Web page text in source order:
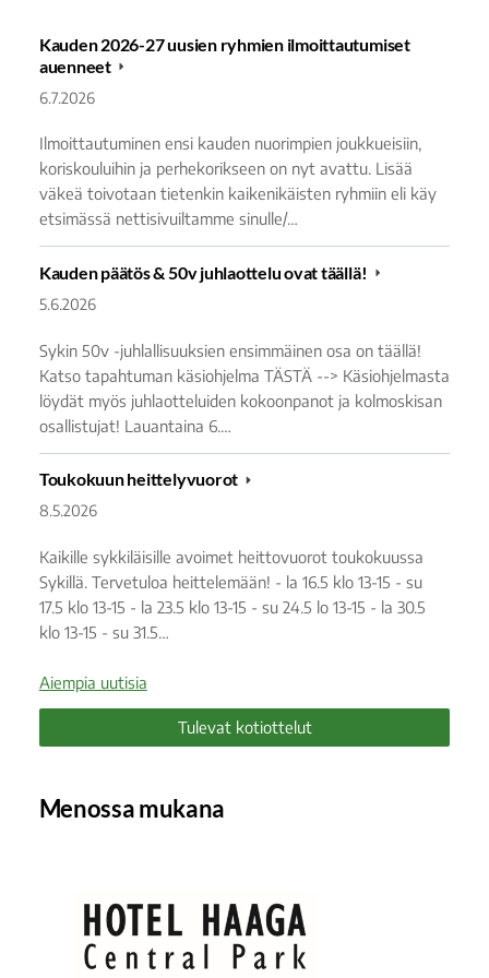
Kauden 2026-27 uusien ryhmien ilmoittautumiset
auenneet
6.7.2026
Ilmoittautuminen ensi kauden nuorimpien joukkueisiin,
koriskouluihin ja perhekorikseen on nyt avattu. Lisää
väkeä toivotaan tietenkin kaikenikäisten ryhmiin eli käy
etsimässä nettisivuiltamme sinulle/…
Kauden päätös & 50v juhlaottelu ovat täällä!
5.6.2026
Sykin 50v -juhlallisuuksien ensimmäinen osa on täällä!
Katso tapahtuman käsiohjelma TÄSTÄ --> Käsiohjelmasta
löydät myös juhlaotteluiden kokoonpanot ja kolmoskisan
osallistujat! Lauantaina 6.…
Toukokuun heittelyvuorot
8.5.2026
Kaikille sykkiläisille avoimet heittovuorot toukokuussa
Sykillä. Tervetuloa heittelemään! - la 16.5 klo 13-15 - su
17.5 klo 13-15 - la 23.5 klo 13-15 - su 24.5 lo 13-15 - la 30.5
klo 13-15 - su 31.5…
Aiempia uutisia
Tulevat kotiottelut
Menossa mukana